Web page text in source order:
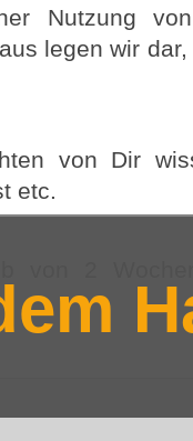
Nutzung
legen wir
von Dir
etc.